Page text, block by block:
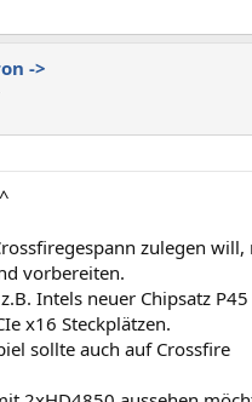
->
zulegen will,
vorbereiten.
Intels neuer Chipsatz
x16 Steckplätzen.
sollte auch auf Crossfire